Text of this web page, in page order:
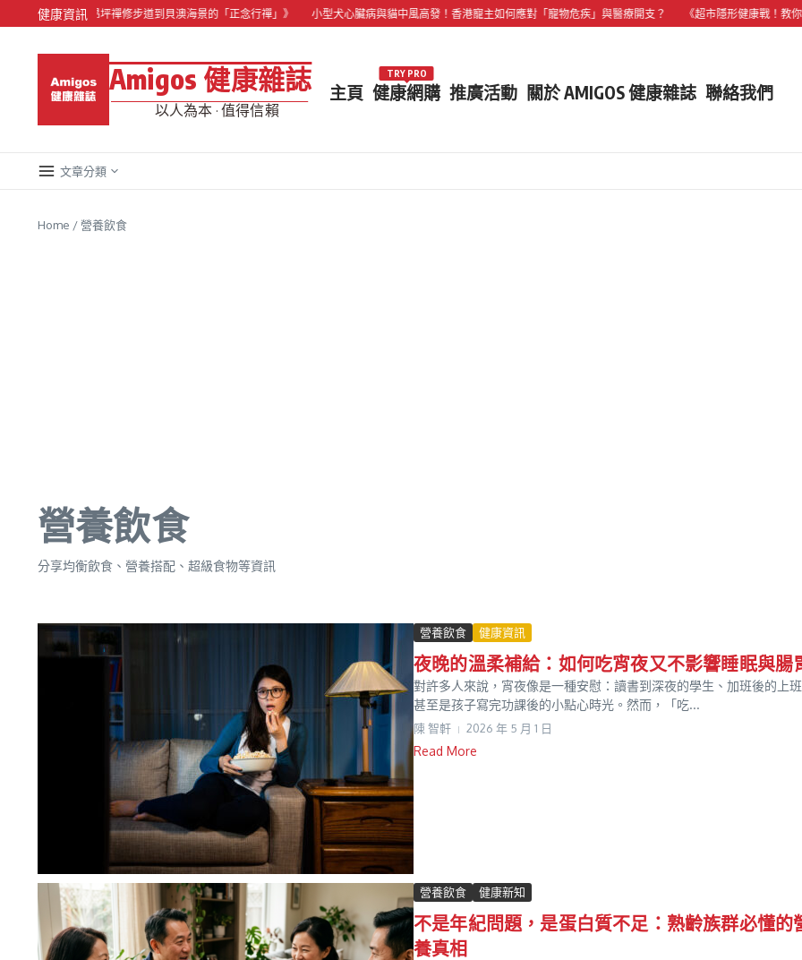
Skip to content
健康資訊
度假：從昂坪禪修步道到貝澳海景的「正念行禪」》 小型犬心臟病與貓中風高發！香港寵主如何應對「寵物危疾」與醫療開支？ 《超市隱形健康戰！教你 3 招「
Amigos 健康雜誌
以人為本 · 值得信賴
主頁 健康網購
TRY PRO
推廣活動 關於 AMIGOS 健康雜誌 聯絡我們
文章分類
Home / 營養飲食
營養飲食
分享均衡飲食、營養搭配、超級食物等資訊
營養飲食 健康資訊
夜晚的溫柔補給：如何吃宵夜又不影響睡眠與腸
對許多人來說，宵夜像是一種安慰：讀書到深夜的學生、加班後的上
甚至是孩子寫完功課後的小點心時光。然而，「吃...
陳 智軒 2026 年 5 月 1 日
Read More
營養飲食 健康新知
不是年紀問題，是蛋白質不足：熟齡族群必懂的
養真相